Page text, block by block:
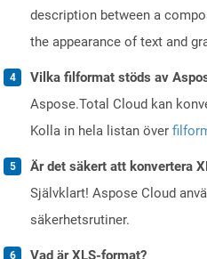
description between a
the appearance of text and
Vilka filformat stöds av
Aspose.Total Cloud kan
Kolla in hela listan över
Är det säkert att konvertera
Självklart! Aspose Cloud
säkerhetsrutiner.
Vad är XLS-format?